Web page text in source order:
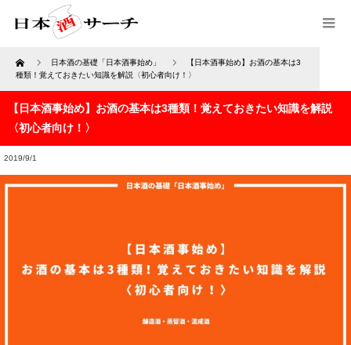
Home 日本酒の基礎「日本酒事始め」
【日本酒事始め】お酒の基本は3
種類！覚えておきたい知識を解説〈初心者向け！〉
【日本酒事始め】お酒の基本は3種類！覚えておきたい知識を解説
〈初心者向け！〉
2019/9/1